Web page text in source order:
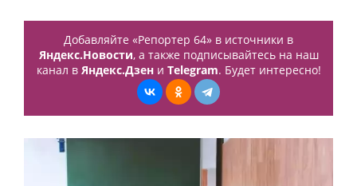
Добавляйте «Репортер 64» в источники в
Яндекс.Новости, а также подписывайтесь на наш
канал в Яндекс.Дзени Telegram. Будет интересно!